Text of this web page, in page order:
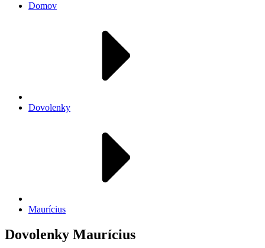
Domov
Dovolenky
Maurícius
Dovolenky Maurícius